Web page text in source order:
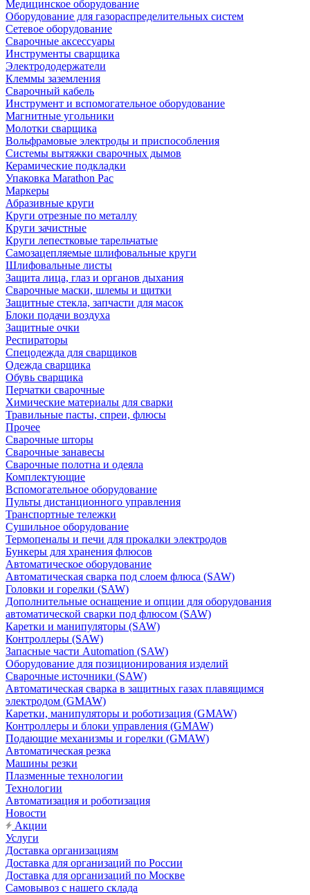
Медицинское оборудование
Оборудование для газораспределительных систем
Сетевое оборудование
Сварочные аксессуары
Инструменты сварщика
Электрододержатели
Клеммы заземления
Сварочный кабель
Инструмент и вспомогательное оборудование
Магнитные угольники
Молотки сварщика
Вольфрамовые электроды и приспособления
Системы вытяжки сварочных дымов
Керамические подкладки
Упаковка Marathon Pac
Маркеры
Абразивные круги
Круги отрезные по металлу
Круги зачистные
Круги лепестковые тарельчатые
Самозацепляемые шлифовальные круги
Шлифовальные листы
Защита лица, глаз и органов дыхания
Сварочные маски, шлемы и щитки
Защитные стекла, запчасти для масок
Блоки подачи воздуха
Защитные очки
Респираторы
Спецодежда для сварщиков
Одежда сварщика
Обувь сварщика
Перчатки сварочные
Химические материалы для сварки
Травильные пасты, спреи, флюсы
Прочее
Сварочные шторы
Сварочные занавесы
Сварочные полотна и одеяла
Комплектующие
Вспомогательное оборудование
Пульты дистанционного управления
Транспортные тележки
Сушильное оборудование
Термопеналы и печи для прокалки электродов
Бункеры для хранения флюсов
Автоматическое оборудование
Автоматическая сварка под слоем флюса (SAW)
Головки и горелки (SAW)
Дополнительные оснащение и опции для оборудования
автоматической сварки под флюсом (SAW)
Каретки и манипуляторы (SAW)
Контроллеры (SAW)
Запасные части Automation (SAW)
Оборудование для позиционирования изделий
Сварочные источники (SAW)
Автоматическая сварка в защитных газах плавящимся
электродом (GMAW)
Каретки, манипуляторы и роботизация (GMAW)
Контроллеры и блоки управления (GMAW)
Подающие механизмы и горелки (GMAW)
Автоматическая резка
Машины резки
Плазменные технологии
Технологии
Автоматизация и роботизация
Новости
Акции
Услуги
Доставка организациям
Доставка для организаций по России
Доставка для организаций по Москве
Самовывоз с нашего склада